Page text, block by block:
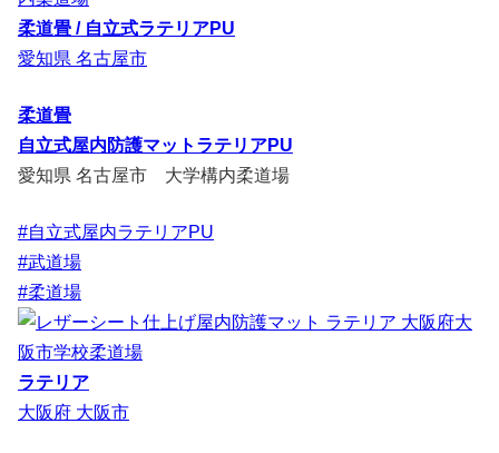
柔道畳 / 自立式ラテリアPU
愛知県 名古屋市
柔道畳
自立式屋内防護マットラテリアPU
愛知県 名古屋市 大学構内柔道場
#自立式屋内ラテリアPU
#武道場
#柔道場
ラテリア
大阪府 大阪市